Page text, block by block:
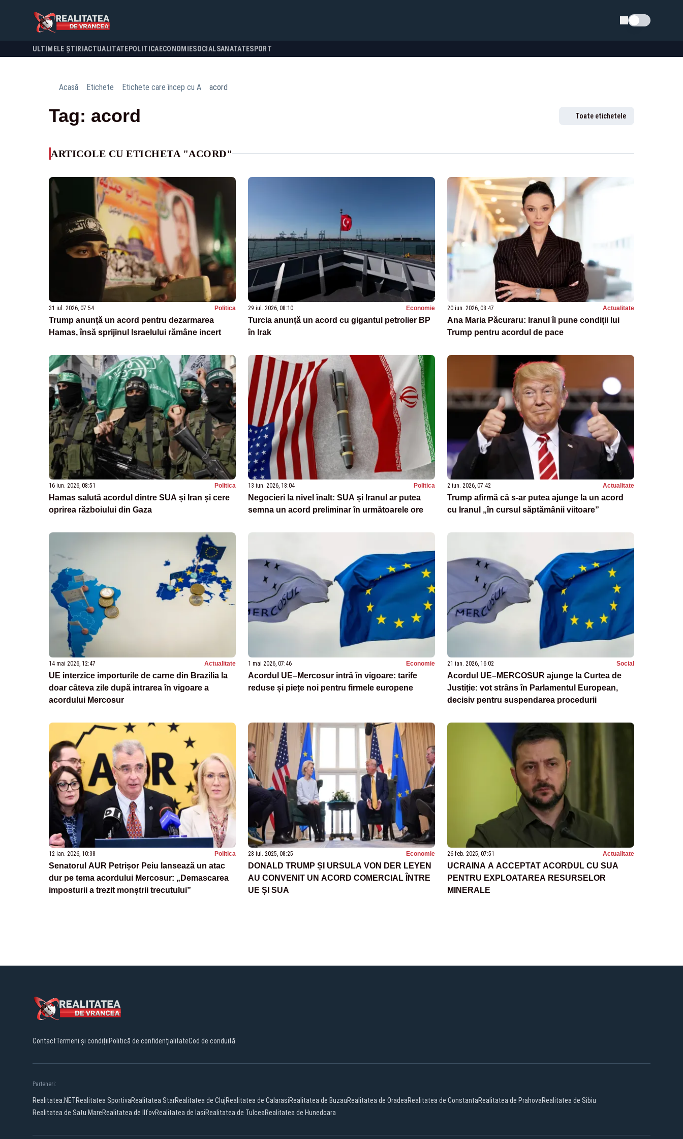
Schimba tema
ULTIMELE ȘTIRI ACTUALITATE POLITICA ECONOMIESOCIALSANATATESPORT
Acasă Etichete Etichete care încep cu A acord
Tag: acord Toate etichetele
ARTICOLE CU ETICHETA "ACORD"
31 iul. 2026, 07:54 Politica
Trump anunță un acord pentru dezarmarea
Hamas, însă sprijinul Israelului rămâne incert
29 iul. 2026, 08:10 Economie
Turcia anunţă un acord cu gigantul petrolier BP
în Irak
20 iun. 2026, 08:47 Actualitate
Ana Maria Păcuraru: Iranul îi pune condiții lui
Trump pentru acordul de pace
16 iun. 2026, 08:51 Politica
Hamas salută acordul dintre SUA și Iran și cere
oprirea războiului din Gaza
13 iun. 2026, 18:04 Politica
Negocieri la nivel înalt: SUA și Iranul ar putea
semna un acord preliminar în următoarele ore
2 iun. 2026, 07:42 Actualitate
Trump afirmă că s-ar putea ajunge la un acord
cu Iranul „în cursul săptămânii viitoare”
14 mai 2026, 12:47 Actualitate
UE interzice importurile de carne din Brazilia la
doar câteva zile după intrarea în vigoare a
acordului Mercosur
1 mai 2026, 07:46 Economie
Acordul UE–Mercosur intră în vigoare: tarife
reduse și piețe noi pentru firmele europene
21 ian. 2026, 16:02 Social
Acordul UE–MERCOSUR ajunge la Curtea de
Justiție: vot strâns în Parlamentul European,
decisiv pentru suspendarea procedurii
12 ian. 2026, 10:38 Politica
Senatorul AUR Petrișor Peiu lansează un atac
dur pe tema acordului Mercosur: „Demascarea
imposturii a trezit monștrii trecutului”
28 iul. 2025, 08:25 Economie
DONALD TRUMP ȘI URSULA VON DER LEYEN
AU CONVENIT UN ACORD COMERCIAL ÎNTRE
UE ȘI SUA
26 feb. 2025, 07:51 Actualitate
UCRAINA A ACCEPTAT ACORDUL CU SUA
PENTRU EXPLOATAREA RESURSELOR
MINERALE
ContactTermeni și condițiiPolitică de confidențialitateCod de conduită
Parteneri:
Realitatea.NETRealitatea SportivaRealitatea StarRealitatea de ClujRealitatea de CalarasiRealitatea de BuzauRealitatea de OradeaRealitatea de ConstantaRealitatea de PrahovaRealitatea de Sibiu
Realitatea de Satu MareRealitatea de IlfovRealitatea de IasiRealitatea de TulceaRealitatea de Hunedoara